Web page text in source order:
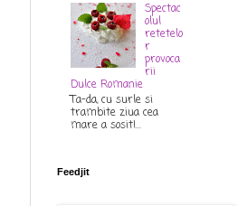
Spectac
olul
retetelo
r
provoca
rii
Dulce Romanie
Ta-da, cu surle si
trambite ziua cea
mare a sosit!...
Feedjit